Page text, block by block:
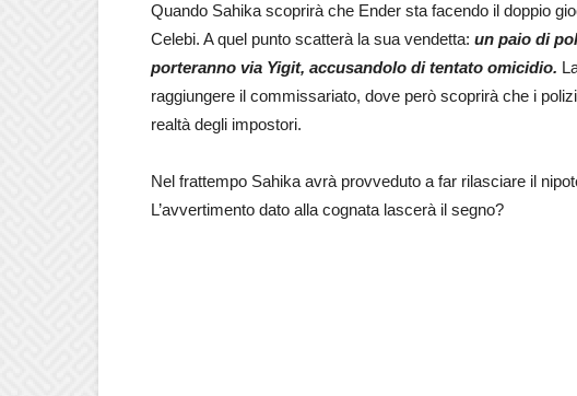
Quando Sahika scoprirà che Ender sta facendo il doppio
Celebi. A quel punto scatterà la sua vendetta: un paio di
porteranno via Yigit, accusandolo di tentato omicidio.
raggiungere il commissariato, dove però scoprirà che i
realtà degli impostori.
Nel frattempo Sahika avrà provveduto a far rilasciare il
L’avvertimento dato alla cognata lascerà il segno?